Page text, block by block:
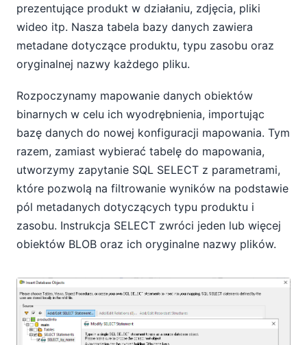
prezentujące produkt w działaniu, zdjęcia, pliki
wideo itp. Nasza tabela bazy danych zawiera
metadane dotyczące produktu, typu zasobu oraz
oryginalnej nazwy każdego pliku.
Rozpoczynamy mapowanie danych obiektów
binarnych w celu ich wyodrębnienia, importując
bazę danych do nowej konfiguracji mapowania. Tym
razem, zamiast wybierać tabelę do mapowania,
utworzymy zapytanie SQL SELECT z parametrami,
które pozwolą na filtrowanie wyników na podstawie
pól metadanych dotyczących typu produktu i
zasobu. Instrukcja SELECT zwróci jeden lub więcej
obiektów BLOB oraz ich oryginalne nazwy plików.